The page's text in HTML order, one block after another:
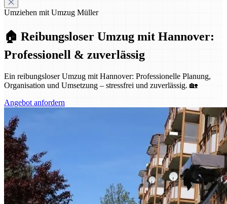
Umziehen mit Umzug Müller
🏠 Reibungsloser Umzug mit Hannover:
Professionell & zuverlässig
Ein reibungsloser Umzug mit Hannover: Professionelle Planung,
Organisation und Umsetzung – stressfrei und zuverlässig. 🏡
Angebot anfordern